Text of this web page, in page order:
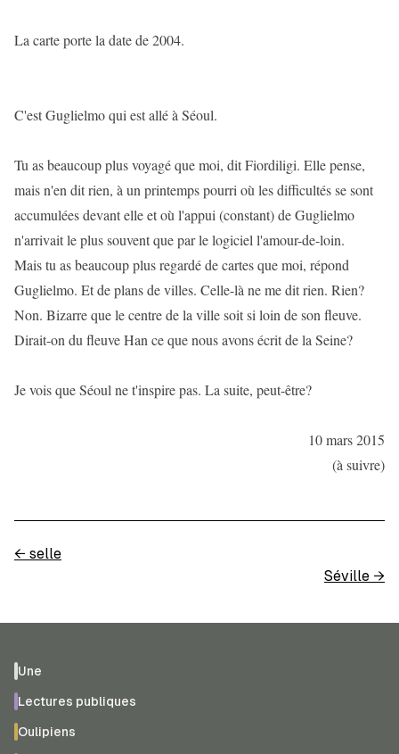
La carte porte la date de 2004.
C'est Guglielmo qui est allé à Séoul.
Tu as beaucoup plus voyagé que moi, dit Fiordiligi. Elle pense,
mais n'en dit rien, à un printemps pourri où les difficultés se sont
accumulées devant elle et où l'appui (constant) de Guglielmo
n'arrivait le plus souvent que par le logiciel l'amour-de-loin.
Mais tu as beaucoup plus regardé de cartes que moi, répond
Guglielmo. Et de plans de villes. Celle-là ne me dit rien. Rien?
Non. Bizarre que le centre de la ville soit si loin de son fleuve.
Dirait-on du fleuve Han ce que nous avons écrit de la Seine?
Je vois que Séoul ne t'inspire pas. La suite, peut-être?
10 mars 2015
(à suivre)
← selle
Séville →
Une
Lectures publiques
Oulipiens